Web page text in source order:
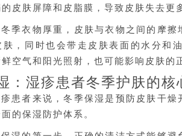
皮肤屏障和皮脂膜，导致皮肤失去更
冬季衣物厚重，皮肤与衣物之间的摩
肤，同时也会带走皮肤表面的水分和
空气和阳光照射，也可能影响皮肤的
：湿疹患者冬季护肤的核
患者来说，冬季保湿是预防皮肤干
的保湿防护体系。